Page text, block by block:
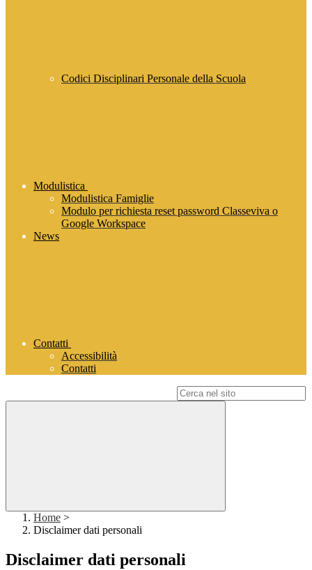
Codici Disciplinari Personale della Scuola
Modulistica
Modulistica Famiglie
Modulo per richiesta reset password Classeviva o
Google Workspace
News
Contatti
Accessibilità
Contatti
Home >
Disclaimer dati personali
Disclaimer dati personali